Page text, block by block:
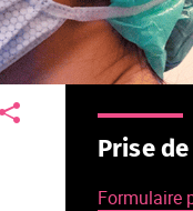
Prise de
Formulaire